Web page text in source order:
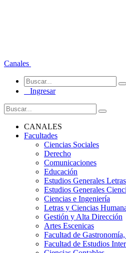
Canales
Ingresar
CANALES
Facultades
Ciencias Sociales
Derecho
Comunicaciones
Educación
Estudios Generales Letras
Estudios Generales
Ciencias e Ingeniería
Letras y Ciencias
Gestión y Alta Dirección
Artes Escenicas
Facultad de
Facultad de Estudios